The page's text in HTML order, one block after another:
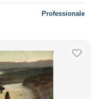
Professionale